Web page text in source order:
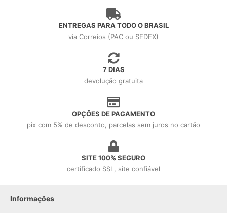
ENTREGAS PARA TODO O BRASIL
via Correios (PAC ou SEDEX)
7 DIAS
devolução gratuita
OPÇÕES DE PAGAMENTO
pix com 5% de desconto, parcelas sem juros no cartão
SITE 100% SEGURO
certificado SSL, site confiável
Informações